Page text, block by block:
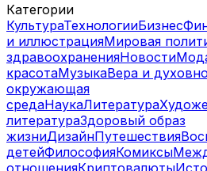
Категории
КультураТехнологииБизнес
и иллюстрацияМировая
здравоохраненияНовости
красотаМузыкаВера и
окружающая
средаНаукаЛитература
литератураЗдоровый образ
жизниДизайнПутешествия
детейФилософияКомиксы
отношенияКриптовалюты